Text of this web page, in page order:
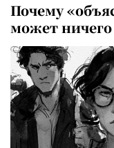
Почему
может